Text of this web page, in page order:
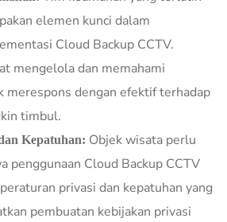
elemen kunci dalam
Cloud Backup CCTV.
mengelola dan memahami
merespons dengan efektif terhadap
timbul.
Kepatuhan: Objek wisata perlu
penggunaan Cloud Backup CCTV
privasi dan kepatuhan yang
pembuatan kebijakan privasi